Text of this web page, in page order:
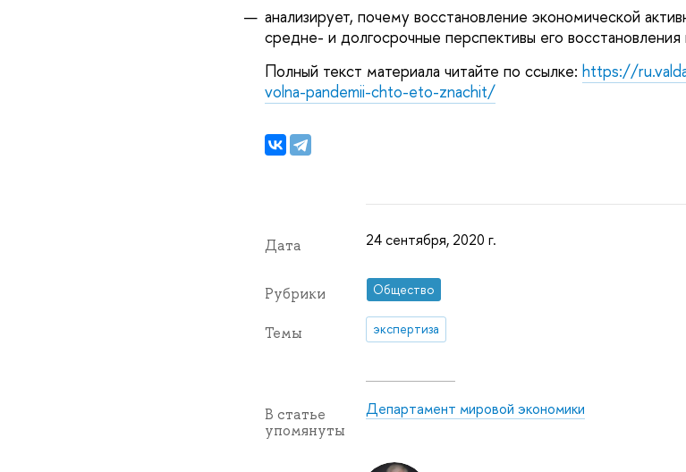
анализирует, почему восстановление экономической
средне- и долгосрочные перспективы его
Полный текст материала читайте по ссылке: https://
volna-pandemii-chto-eto-znachit/
Дата 24 сентября, 2020 г.
Рубрики Общество
Темы экспертиза
В статье
упомянуты
Департамент мировой экономики